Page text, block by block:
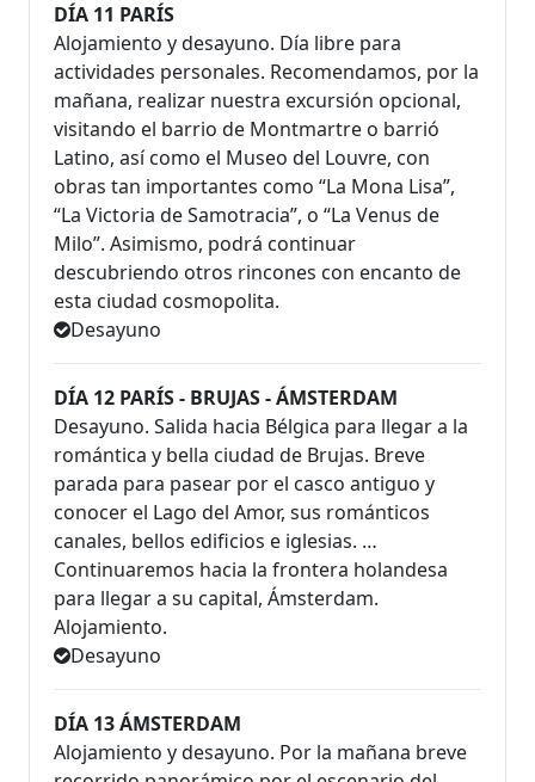
DÍA 11 PARÍS
Alojamiento y desayuno. Día libre para
actividades personales. Recomendamos, por la
mañana, realizar nuestra excursión opcional,
visitando el barrio de Montmartre o barrió
Latino, así como el Museo del Louvre, con
obras tan importantes como “La Mona Lisa”,
“La Victoria de Samotracia”, o “La Venus de
Milo”. Asimismo, podrá continuar
descubriendo otros rincones con encanto de
esta ciudad cosmopolita.
Desayuno
DÍA 12 PARÍS - BRUJAS - ÁMSTERDAM
Desayuno. Salida hacia Bélgica para llegar a la
romántica y bella ciudad de Brujas. Breve
parada para pasear por el casco antiguo y
conocer el Lago del Amor, sus románticos
canales, bellos edificios e iglesias. …
Continuaremos hacia la frontera holandesa
para llegar a su capital, Ámsterdam.
Alojamiento.
Desayuno
DÍA 13 ÁMSTERDAM
Alojamiento y desayuno. Por la mañana breve